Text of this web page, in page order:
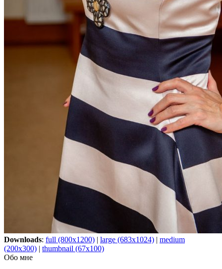
Downloads: full (800x1200) | large (683x1024) | medium
(200x300) | thumbnail (67x100)
Обо мне